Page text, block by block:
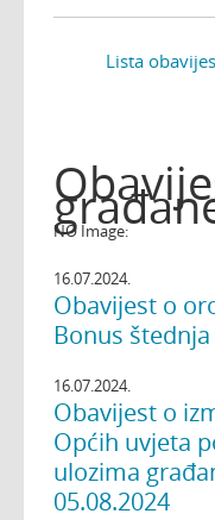
Lista
NO Image:
16.07.2024.
Obavijest o
Bonus štednja
16.07.2024.
Obavijest o
Općih uvjeta
ulozima
05.08.2024